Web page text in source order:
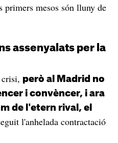
primers mesos són lluny de
assenyalats per la
crisi, però al Madrid no
i convèncer, i ara
de l'etern rival, el
l'anhelada contractació